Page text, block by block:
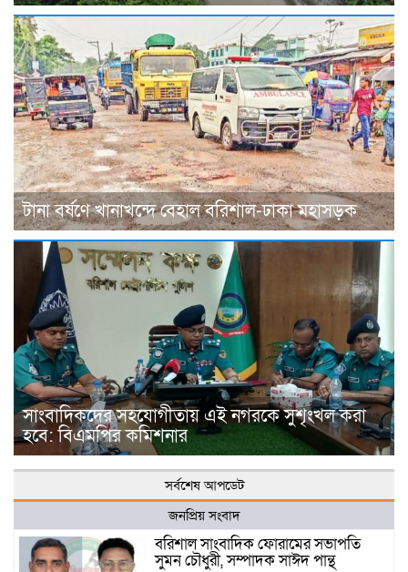
টানা বর্ষণে খানাখন্দে বেহাল বরিশাল-ঢাকা মহাসড়ক
সাংবাদিকদের সহযোগীতায় এই নগরকে সুশৃংখল করা
হবে: বিএমপির কমিশনার
সর্বশেষ আপডেট
জনপ্রিয় সংবাদ
বরিশাল সাংবাদিক ফোরামের সভাপতি
সুমন চৌধুরী, সম্পাদক সাঈদ পান্থ